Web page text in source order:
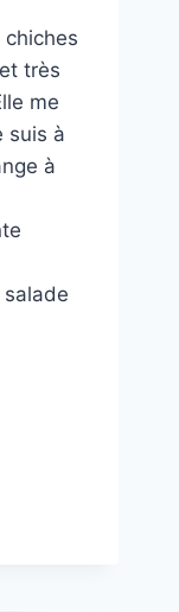
très
me
suis à
à